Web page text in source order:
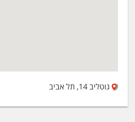
גוטליב 14, תל אביב